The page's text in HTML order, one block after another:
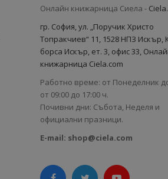
Онлайн книжарница Сиела -
гр. София, ул. „Поручик Христо
Топракчиев“ 11, 1528 НПЗ Искър,
борса Искър, ет. 3, офис 33,
книжарница Ciela.com
Работно време: от Понеделник
от 09:00 до 17:00 ч.
Почивни дни: Събота, Неделя и
официални празници.
E-mail: shop@ciela.com